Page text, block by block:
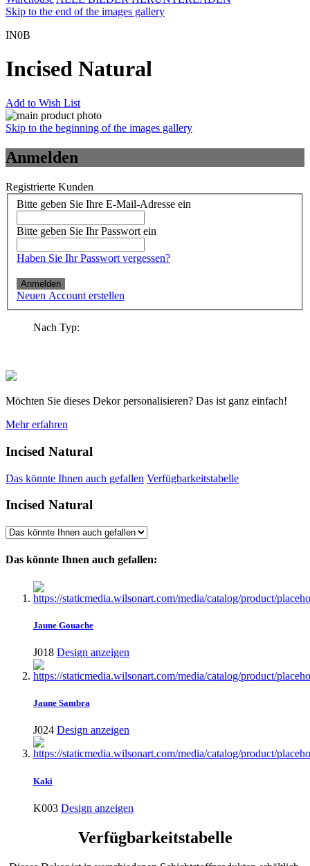
Skip to the end of the images gallery
IN0B
Incised Natural
Add to Wish List
Skip to the beginning of the images gallery
Anmelden
Registrierte Kunden
Bitte geben Sie Ihre E-Mail-Adresse ein
Bitte geben Sie Ihr Passwort ein
Haben Sie Ihr Passwort vergessen?
Anmelden
Neuen Account erstellen
Nach Typ:
Möchten Sie dieses Dekor personalisieren? Das ist ganz einfach!
Mehr erfahren
Incised Natural
Das könnte Ihnen auch gefallen Verfügbarkeitstabelle
Incised Natural
Das könnte Ihnen auch gefallen:
Jaune Gouache
J018 Design anzeigen
Jaune Sambra
J024 Design anzeigen
Kaki
K003 Design anzeigen
Verfügbarkeitstabelle